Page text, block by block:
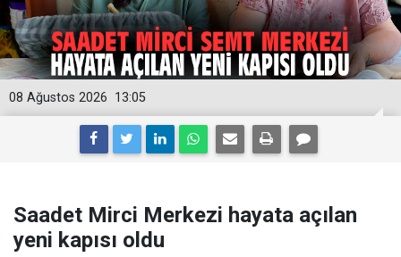
13:05
08 Ağustos 2026
Saadet Mirci Merkezi hayata açılan
yeni kapısı oldu